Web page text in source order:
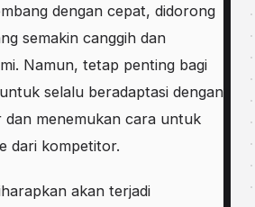
dengan cepat, didorong
semakin canggih dan
Namun, tetap penting bagi
selalu beradaptasi dengan
dan menemukan cara untuk
dari kompetitor.
akan terjadi